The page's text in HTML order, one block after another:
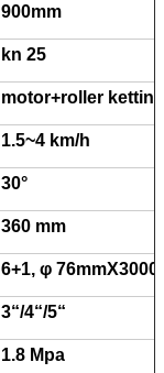
900mm
kn 25
motor+roller ketting
1.5~4 km/h
30°
360 mm
6+1, φ
3“/4“/5“
1.8 Mpa